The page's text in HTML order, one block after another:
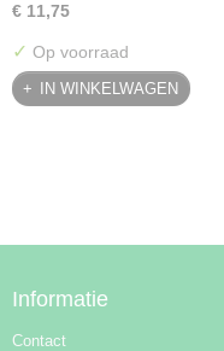
€ 11,75
✓ Op voorraad
IN WINKELWAGEN
Informatie
Contact